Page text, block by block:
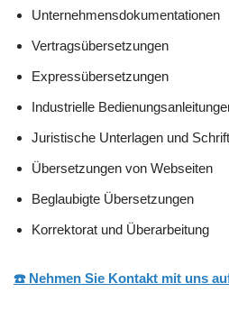
Unternehmensdokumentationen
Vertragsübersetzungen
Expressübersetzungen
Industrielle
Juristische Unterlagen und
Übersetzungen von Webseiten
Beglaubigte Übersetzungen
Korrektorat und Überarbeitung
☎️ Nehmen Sie Kontakt mit uns